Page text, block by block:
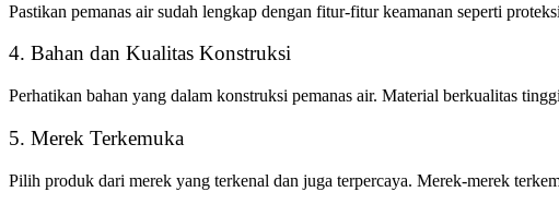
Pastikan pemanas air sudah lengkap dengan fitur-fitur keamanan seperti
4. Bahan dan Kualitas Konstruksi
Perhatikan bahan yang dalam konstruksi pemanas air. Material berkualitas
5. Merek Terkemuka
Pilih produk dari merek yang terkenal dan juga terpercaya. Merek-merek